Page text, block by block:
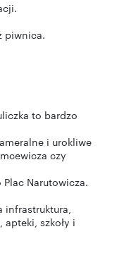
piwnica.
to bardzo
i urokliwe
czy
Narutowicza.
infrastruktura,
szkoły i